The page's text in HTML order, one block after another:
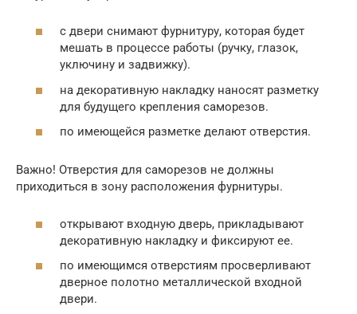
с двери снимают фурнитуру, которая будет
мешать в процессе работы (ручку, глазок,
уключину и задвижку).
на декоративную накладку наносят разметку
для будущего крепления саморезов.
по имеющейся разметке делают отверстия.
Важно! Отверстия для саморезов не должны
приходиться в зону расположения фурнитуры.
открывают входную дверь, прикладывают
декоративную накладку и фиксируют ее.
по имеющимся отверстиям просверливают
дверное полотно металлической входной
двери.